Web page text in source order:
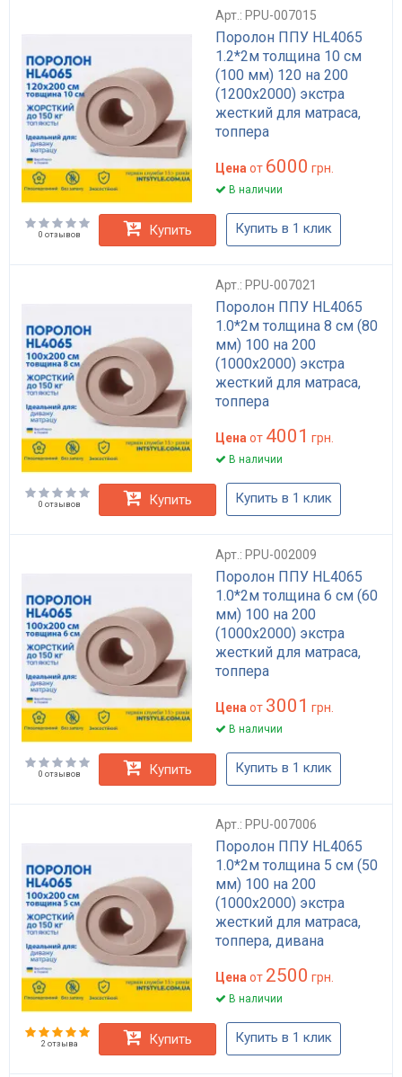
Арт.: PPU-007015
Поролон ППУ HL4065
1.2*2м толщина 10 см
(100 мм) 120 на 200
(1200х2000) экстра
жесткий для матраса,
топпера
Цена от 6000 грн.
В наличии
0 отзывов Купить Купить в 1 клик
Арт.: PPU-007021
Поролон ППУ HL4065
1.0*2м толщина 8 см (80
мм) 100 на 200
(1000х2000) экстра
жесткий для матраса,
топпера
Цена от 4001 грн.
В наличии
0 отзывов Купить Купить в 1 клик
Арт.: PPU-002009
Поролон ППУ HL4065
1.0*2м толщина 6 см (60
мм) 100 на 200
(1000х2000) экстра
жесткий для матраса,
топпера
Цена от 3001 грн.
В наличии
0 отзывов Купить Купить в 1 клик
Арт.: PPU-007006
Поролон ППУ HL4065
1.0*2м толщина 5 см (50
мм) 100 на 200
(1000х2000) экстра
жесткий для матраса,
топпера, дивана
Цена от 2500 грн.
В наличии
2 отзыва Купить Купить в 1 клик